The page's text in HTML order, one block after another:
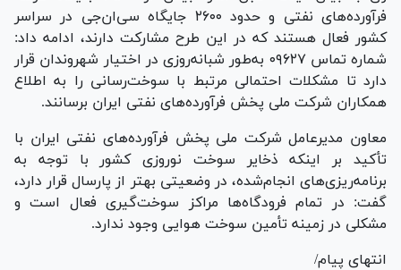
فرآورده‌های نفتی و حدود ۲۶۰۰ جایگاه سی‌ان‌جی در سراسر
کشور فعال هستند که در این طرح مشارکت دارند، ادامه داد:
شماره تماس ۰۹۶۲۷ به‌طور شبانه‌روزی در اختیار شهروندان قرار
دارد تا مشکلات احتمالی مرتبط با سوخت‌رسانی را به اطلاع
همکاران شرکت ملی پخش فرآورده‌های نفتی ایران برسانند.
معاون مدیرعامل شرکت ملی پخش فرآورده‌های نفتی ایران با
تأکید بر اینکه ذخایر سوخت نوروزی کشور با توجه به
برنامه‌ریزی‌های انجام‌شده، در وضعیتی بهتر از پارسال قرار دارد،
گفت: در تمام فرودگاه‌ها مراکز سوخت‌گیری فعال است و
مشکلی در زمینه تأمین سوخت هوایی وجود ندارد.
انتهای پیام/